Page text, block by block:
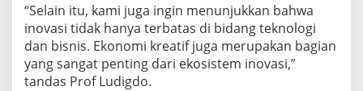
“Selain itu, kami juga ingin menunjukkan bahwa
inovasi tidak hanya terbatas di bidang teknologi
dan bisnis. Ekonomi kreatif juga merupakan bagian
yang sangat penting dari ekosistem inovasi,”
tandas Prof Ludigdo.